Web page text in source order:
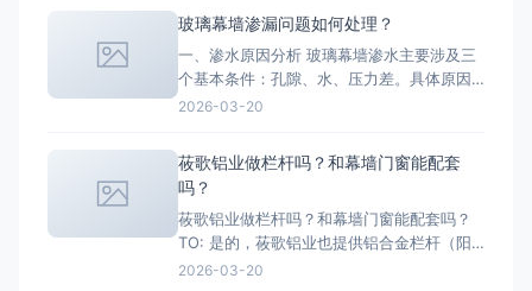
荐家用） 幕墙窗（不建议家用） 结构形式
嵌入墙体洞口，依赖墙体承
玻璃幕墙渗漏问题如何处理？
一、渗水原因分析 玻璃幕墙渗水主要涉及三
个基本条件：孔隙、水、压力差。具体原因
可从以下四个方面分析： 类别 常见问题
未选用合适位移能力的密封胶（如±25%耐候
硅酮胶）；未考虑等压腔设计 材料因素 密
封胶质量不达
2026-03-20
莜歌铝业做栏杆吗？和幕墙门窗能配套
吗？
莜歌铝业做栏杆吗？和幕墙门窗能配套吗？
TO: 是的，莜歌铝业也提供铝合金栏杆（阳
台栏杆、楼梯护栏、护窗栏杆等），作为幕
2026-03-20